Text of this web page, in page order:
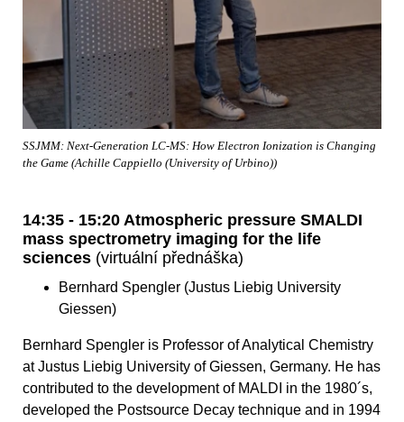
SSJMM: Next-Generation LC-MS: How Electron Ionization is Changing
the Game (Achille Cappiello (University of Urbino))
14:35 - 15:20 Atmospheric pressure SMALDI
mass spectrometry imaging for the life
sciences (virtuální přednáška)
Bernhard Spengler (Justus Liebig University
Giessen)
Bernhard Spengler is Professor of Analytical Chemistry
at Justus Liebig University of Giessen, Germany. He has
contributed to the development of MALDI in the 1980´s,
developed the Postsource Decay technique and in 1994